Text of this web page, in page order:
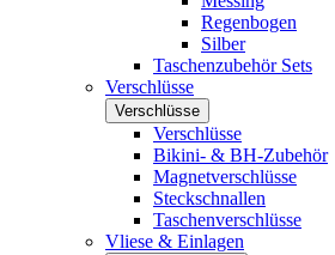
Regenbogen
Silber
Taschenzubehör Sets
Verschlüsse
Verschlüsse
Verschlüsse
Bikini- & BH-Zubehör
Magnetverschlüsse
Steckschnallen
Taschenverschlüsse
Vliese & Einlagen